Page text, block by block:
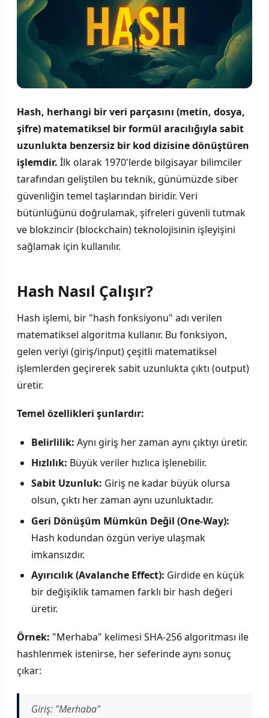
Hash, herhangi bir veri parçasını (metin, dosya,
şifre) matematiksel bir formül aracılığıyla sabit
uzunlukta benzersiz bir kod dizisine dönüştüren
işlemdir. İlk olarak 1970'lerde bilgisayar bilimciler
tarafından geliştilen bu teknik, günümüzde siber
güvenliğin temel taşlarından biridir. Veri
bütünlüğünü doğrulamak, şifreleri güvenli tutmak
ve blokzincir (blockchain) teknolojisinin işleyişini
sağlamak için kullanılır.
Hash Nasıl Çalışır?
Hash işlemi, bir "hash fonksiyonu" adı verilen
matematiksel algoritma kullanır. Bu fonksiyon,
gelen veriyi (giriş/input) çeşitli matematiksel
işlemlerden geçirerek sabit uzunlukta çıktı (output)
üretir.
Temel özellikleri şunlardır:
Belirlilik: Aynı giriş her zaman aynı çıktıyı üretir.
Hızlılık: Büyük veriler hızlıca işlenebilir.
Sabit Uzunluk: Giriş ne kadar büyük olursa
olsun, çıktı her zaman aynı uzunluktadır.
Geri Dönüşüm Mümkün Değil (One-Way):
Hash kodundan özgün veriye ulaşmak
imkansızdır.
Ayırıcılık (Avalanche Effect): Girdide en küçük
bir değişiklik tamamen farklı bir hash değeri
üretir.
Örnek: "Merhaba" kelimesi SHA-256 algoritması ile
hashlenmek istenirse, her seferinde aynı sonuç
çıkar:
Giriş: "Merhaba"